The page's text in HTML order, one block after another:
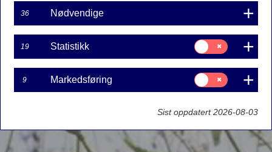
36 Nødvendige
19 Statistikk
Samtykke
til:
Statistikk
9 Markedsføring
Samtykke
til:
Markedsføring
Sist oppdatert 2026-08-03